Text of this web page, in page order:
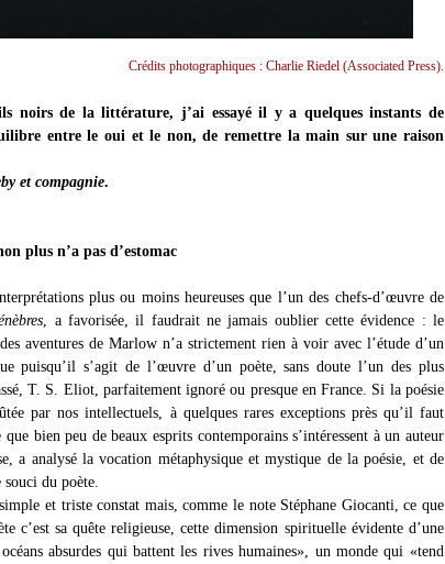
Crédits photographiques : Charlie Riedel (Associated Press).
noirs de la littérature, j’ai essayé il y a quelques instants de
entre le oui et le non, de remettre la main sur une raison
et compagnie.
plus n’a pas d’estomac
plus ou moins heureuses que l’un des chefs-d’œuvre de
, a favorisée, il faudrait ne jamais oublier cette évidence : le
aventures de Marlow n’a strictement rien à voir avec l’étude d’un
puisqu’il s’agit de l’œuvre d’un poète, sans doute l’un des plus
T. S. Eliot, parfaitement ignoré ou presque en France. Si la poésie
par nos intellectuels, à quelques rares exceptions près qu’il faut
que bien peu de beaux esprits contemporains s’intéressent à un auteur
a analysé la vocation métaphysique et mystique de la poésie, et de
du poète.
et triste constat mais, comme le note Stéphane Giocanti, ce que
c’est sa quête religieuse, cette dimension spirituelle évidente d’une
absurdes qui battent les rives humaines», un monde qui «tend